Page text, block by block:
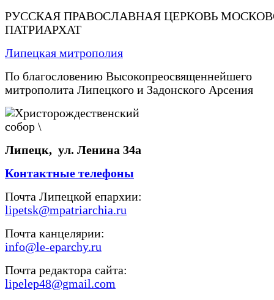
РУССКАЯ ПРАВОСЛАВНАЯ ЦЕРКОВЬ
ПАТРИАРХАТ
Липецкая митрополия
По благословению Высокопреосвященнейшего
митрополита Липецкого и Задонского Арсения
Липецк, ул. Ленина 34а
Контактные телефоны
Почта Липецкой епархии:
lipetsk@mpatriarchia.ru
Почта канцелярии:
info@le-eparchy.ru
Почта редактора сайта:
lipelep48@gmail.com